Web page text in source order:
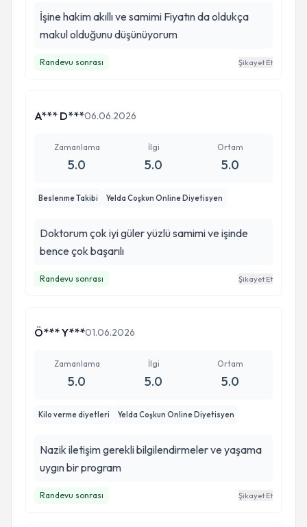
İşine hakim akıllı ve samimi Fiyatın da oldukça
makul olduğunu düşünüyorum
Randevu sonrası Şikayet Et
A*** D***06.06.2026
Zamanlama
5.0
İlgi
5.0
Ortam
5.0
Beslenme Takibi Yelda Coşkun Online Diyetisyen
Doktorum çok iyi güler yüzlü samimi ve işinde
bence çok başarılı
Randevu sonrası Şikayet Et
Ö*** Y***01.06.2026
Zamanlama
5.0
İlgi
5.0
Ortam
5.0
Kilo verme diyetleri Yelda Coşkun Online Diyetisyen
Nazik iletişim gerekli bilgilendirmeler ve yaşama
uygın bir program
Randevu sonrası Şikayet Et